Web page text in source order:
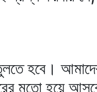
হবে।
মতো হয়ে